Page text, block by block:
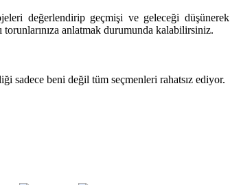
değerlendirip geçmişi ve geleceği düşünerek
anlatmak durumunda kalabilirsiniz.
sadece beni değil tüm seçmenleri rahatsız ediyor.